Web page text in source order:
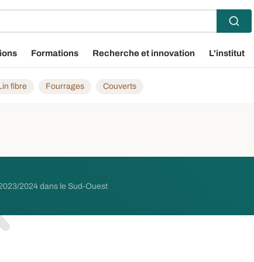
Formations Recherche et innovation L'institut
fibre Fourrages Couverts
2024 dans le Sud-Ouest